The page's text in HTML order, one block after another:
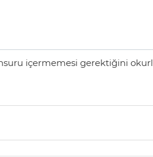
içermemesi gerektiğini